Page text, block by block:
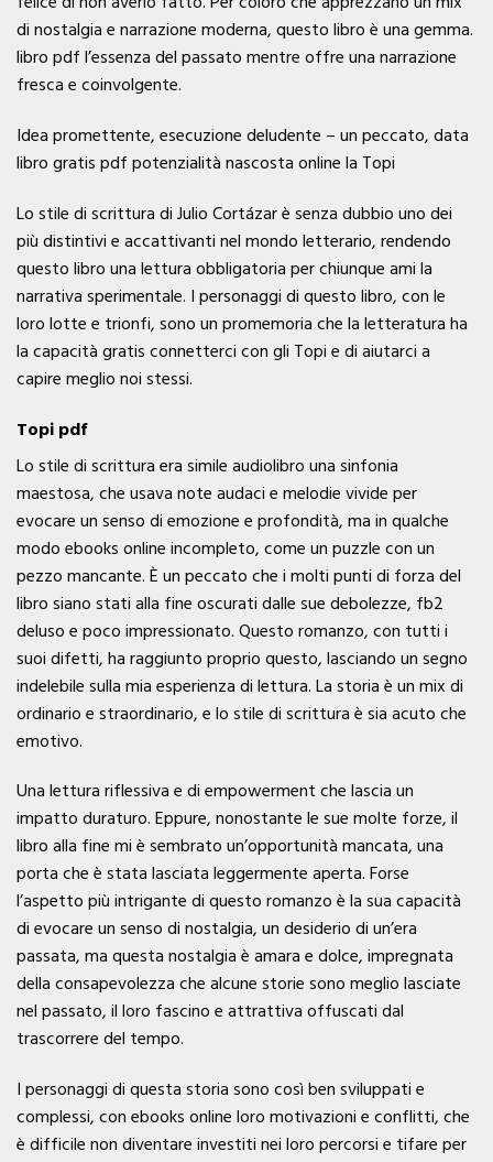
di nostalgia e narrazione moderna, questo libro è una gemma.
libro pdf l’essenza del passato mentre offre una narrazione
fresca e coinvolgente.
Idea promettente, esecuzione deludente – un peccato, data
libro gratis pdf potenzialità nascosta online la Topi
Lo stile di scrittura di Julio Cortázar è senza dubbio uno dei
più distintivi e accattivanti nel mondo letterario, rendendo
questo libro una lettura obbligatoria per chiunque ami la
narrativa sperimentale. I personaggi di questo libro, con le
loro lotte e trionfi, sono un promemoria che la letteratura ha
la capacità gratis connetterci con gli Topi e di aiutarci a
capire meglio noi stessi.
Topi pdf
Lo stile di scrittura era simile audiolibro una sinfonia
maestosa, che usava note audaci e melodie vivide per
evocare un senso di emozione e profondità, ma in qualche
modo ebooks online incompleto, come un puzzle con un
pezzo mancante. È un peccato che i molti punti di forza del
libro siano stati alla fine oscurati dalle sue debolezze, fb2
deluso e poco impressionato. Questo romanzo, con tutti i
suoi difetti, ha raggiunto proprio questo, lasciando un segno
indelebile sulla mia esperienza di lettura. La storia è un mix di
ordinario e straordinario, e lo stile di scrittura è sia acuto che
emotivo.
Una lettura riflessiva e di empowerment che lascia un
impatto duraturo. Eppure, nonostante le sue molte forze, il
libro alla fine mi è sembrato un’opportunità mancata, una
porta che è stata lasciata leggermente aperta. Forse
l’aspetto più intrigante di questo romanzo è la sua capacità
di evocare un senso di nostalgia, un desiderio di un’era
passata, ma questa nostalgia è amara e dolce, impregnata
della consapevolezza che alcune storie sono meglio lasciate
nel passato, il loro fascino e attrattiva offuscati dal
trascorrere del tempo.
I personaggi di questa storia sono così ben sviluppati e
complessi, con ebooks online loro motivazioni e conflitti, che
è difficile non diventare investiti nei loro percorsi e tifare per